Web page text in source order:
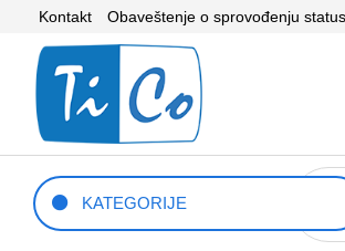
Kontakt Obaveštenje o sprovođenju
KATEGORIJE